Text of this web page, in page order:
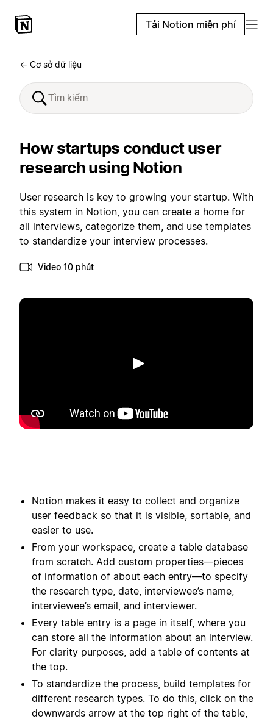
Tải Notion miễn phí
← Cơ sở dữ liệu
How startups conduct user
research using Notion
User research is key to growing your startup. With
this system in Notion, you can create a home for
all interviews, categorize them, and use templates
to standardize your interview processes.
Video 10 phút
Phát
Notion makes it easy to collect and organize
user feedback so that it is visible, sortable, and
easier to use.
From your workspace, create a table database
from scratch. Add custom properties—pieces
of information of about each entry—to specify
the research type, date, interviewee’s name,
interviewee’s email, and interviewer.
Every table entry is a page in itself, where you
can store all the information about an interview.
For clarity purposes, add a table of contents at
the top.
To standardize the process, build templates for
different research types. To do this, click on the
downwards arrow at the top right of the table,